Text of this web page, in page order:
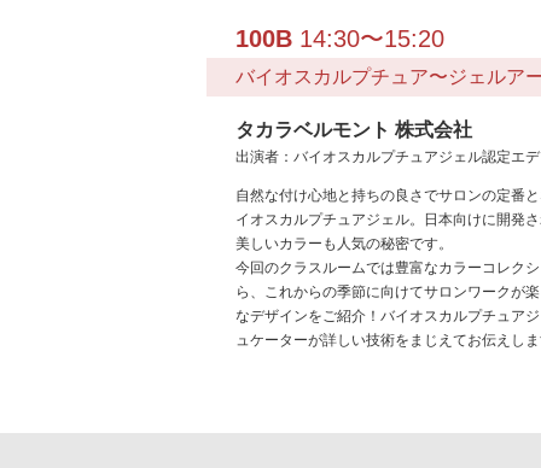
100B 14:30〜15:20
バイオスカルプチュア〜ジェルア
タカラベルモント 株式会社
出演者：バイオスカルプチュアジェル認定エ
自然な付け心地と持ちの良さでサロンの定番
イオスカルプチュアジェル。日本向けに開発
美しいカラーも人気の秘密です。
今回のクラスルームでは豊富なカラーコレク
ら、これからの季節に向けてサロンワークが
なデザインをご紹介！バイオスカルプチュア
ュケーターが詳しい技術をまじえてお伝えし